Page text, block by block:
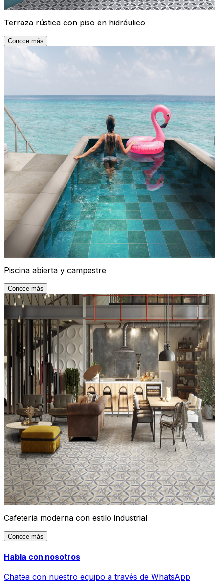
Terraza rústica con piso en hidráulico
Conoce más
Piscina abierta y campestre
Conoce más
Cafetería moderna con estilo industrial
Conoce más
Habla con nosotros
Chatea con nuestro equipo a través de WhatsApp